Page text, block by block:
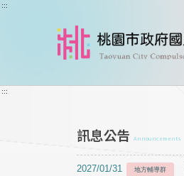
跳到主要內容
:::
:::
訊息公告 Announcements
2027/01/31 地方輔導群